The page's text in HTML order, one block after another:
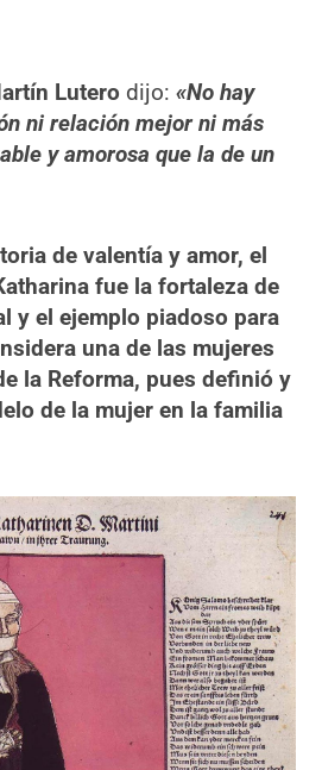
Lutero dijo:«No hay
ni relación mejor ni más
y amorosa que la de un
de valentía y amor, el
fue la fortaleza de
y el ejemplo piadoso para
una de las mujeres
la Reforma, pues definió y
de la mujer en la familia